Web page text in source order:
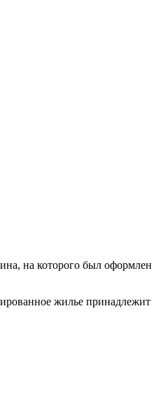
на которого был оформлен
жилье принадлежит